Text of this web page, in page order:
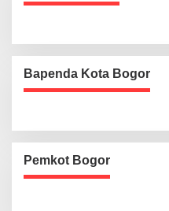
Bapenda Kota Bogor
Pemkot Bogor